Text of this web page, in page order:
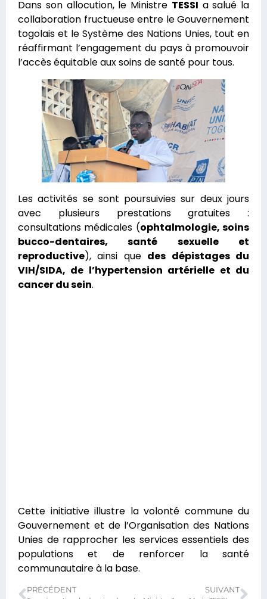
Dans son allocution, le Ministre TESSI a salué la
collaboration fructueuse entre le Gouvernement
togolais et le Système des Nations Unies, tout en
réaffirmant l’engagement du pays à promouvoir
l’accès équitable aux soins de santé pour tous.
Les activités se sont poursuivies sur deux jours
avec plusieurs prestations gratuites :
consultations médicales (ophtalmologie, soins
bucco-dentaires, santé sexuelle et
reproductive), ainsi que des dépistages du
VIH/SIDA, de l’hypertension artérielle et du
cancer du sein.
Cette initiative illustre la volonté commune du
Gouvernement et de l’Organisation des Nations
Unies de rapprocher les services essentiels des
populations et de renforcer la santé
communautaire à la base.
PRÉCÉDENT SUIVANT